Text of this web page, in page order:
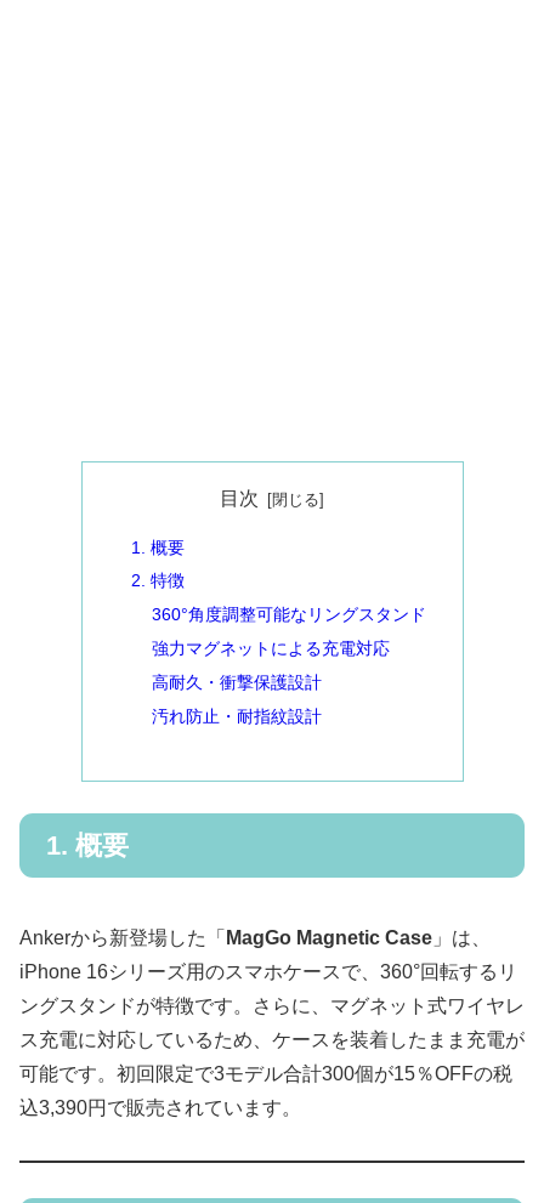
目次
1. 概要
2. 特徴
360°角度調整可能なリングスタンド
強力マグネットによる充電対応
高耐久・衝撃保護設計
汚れ防止・耐指紋設計
1. 概要
Ankerから新登場した「 MagGo Magnetic Case 」は、
iPhone 16シリーズ用のスマホケースで、360°回転するリ
ングスタンドが特徴です。さらに、マグネット式ワイヤレ
ス充電に対応しているため、ケースを装着したまま充電が
可能です。初回限定で3モデル合計300個が15％OFFの税
込3,390円で販売されています。